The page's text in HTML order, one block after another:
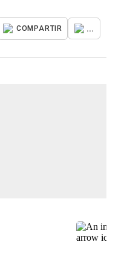
COMPARTIR ...